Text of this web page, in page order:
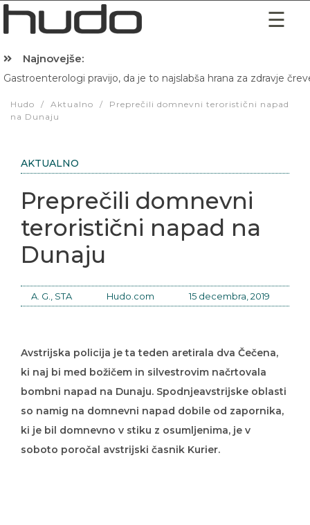
Najnovejše:
Gastroenterologi pravijo, da je to najslabša hrana za zdravje
Hudo / Aktualno /
Preprečili domnevni teroristični napad
na Dunaju
AKTUALNO
Preprečili domnevni
teroristični napad na
Dunaju
A. G., STA Hudo.com 15 decembra, 2019
Avstrijska policija je ta teden aretirala dva Čečena,
ki naj bi med božičem in silvestrovim načrtovala
bombni napad na Dunaju. Spodnjeavstrijske oblasti
so namig na domnevni napad dobile od zapornika,
ki je bil domnevno v stiku z osumljenima, je v
soboto poročal avstrijski časnik Kurier.